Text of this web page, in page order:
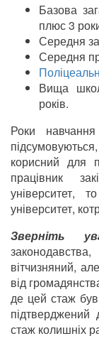
Базова
плюс 3
Середня
Середня
Вища
років.
Роки
корисний для
працівник
університет,
університет,
Зверніть
вітчизняний,
від
де цей стаж
підтверджений
стаж колишніх